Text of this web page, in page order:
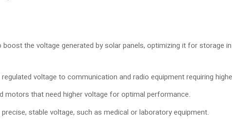
the voltage generated by solar panels, optimizing it for storage
voltage to communication and radio equipment requiring
that need higher voltage for optimal performance.
stable voltage, such as medical or laboratory equipment.